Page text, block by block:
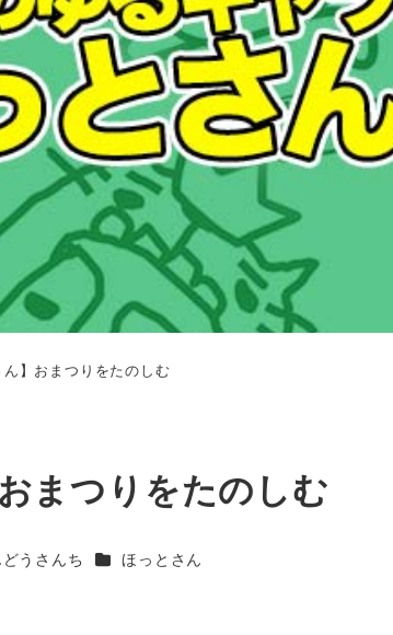
ん】おまつりをたのしむ
まつりをたのしむ
うさんち カテゴリー
ほっとさん